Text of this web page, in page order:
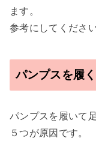
ます。
参考にしてください
パンプスを履
パンプスを履いて
５つが原因です。